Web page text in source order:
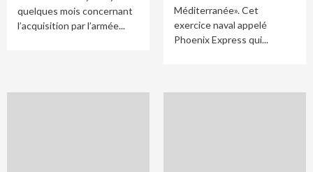
quelques mois concernant
l’acquisition par l’armée...
Méditerranée». Cet
exercice naval appelé
Phoenix Express qui...